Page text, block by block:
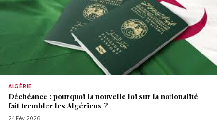
ALGÉRIE
Déchéance : pourquoi la nouvelle loi sur la nationalité
fait trembler les Algériens ?
24 Fév 2026